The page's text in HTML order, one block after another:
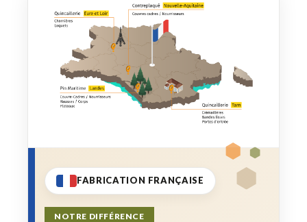
FABRICATION FRANÇAISE
NOTRE DIFFÉRENCE